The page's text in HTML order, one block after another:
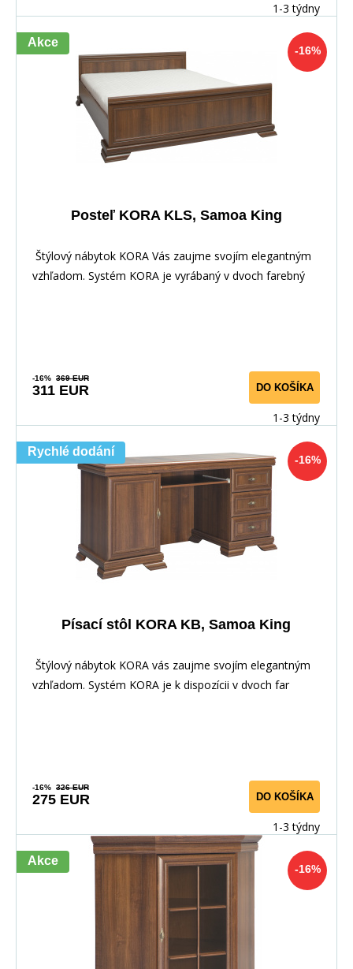
1-3 týdny
-16%
Akce
Posteľ KORA KLS, Samoa King
Štýlový nábytok KORA Vás zaujme svojím elegantným
vzhľadom. Systém KORA je vyrábaný v dvoch farebný
-16% 369 EUR
311 EUR DO KOŠÍKA
1-3 týdny
-16%
Rychlé dodání
Písací stôl KORA KB, Samoa King
Štýlový nábytok KORA vás zaujme svojím elegantným
vzhľadom. Systém KORA je k dispozícii v dvoch far
-16% 326 EUR
275 EUR DO KOŠÍKA
1-3 týdny
-16%
Akce